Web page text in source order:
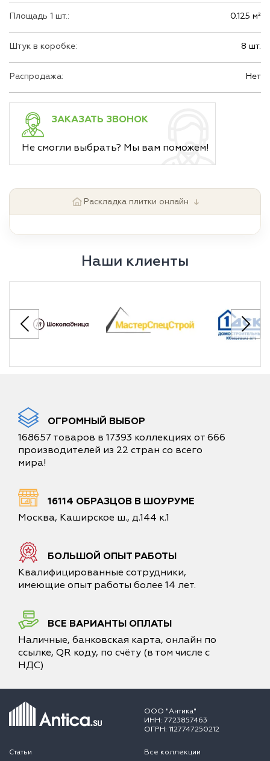
Площадь 1 шт.: 0.125 м²
Штук в коробке: 8 шт.
Распродажа: Нет
ЗАКАЗАТЬ ЗВОНОК
Не смогли выбрать? Мы вам поможем!
Раскладка плитки онлайн ↓
Наши клиенты
ОГРОМНЫЙ ВЫБОР
168657 товаров в 17393 коллекциях от 666
производителей из 22 стран со всего
мира!
16114 ОБРАЗЦОВ В ШОУРУМЕ
Москва, Каширское ш., д.144 к.1
БОЛЬШОЙ ОПЫТ РАБОТЫ
Квалифицированные сотрудники,
имеющие опыт работы более 14 лет.
ВСЕ ВАРИАНТЫ ОПЛАТЫ
Наличные, банковская карта, онлайн по
ссылке, QR коду, по счёту (в том числе с
НДС)
ООО "Антика"
ИНН: 7723857463
ОГРН: 1127747250212
Статьи Все коллекции